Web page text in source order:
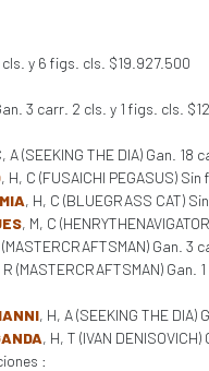
cls. y 6 figs. cls. $19.927.500
3 carr. 2 cls. y 1 figs. cls.
A (SEEKING THE DIA) Gan.
, H, C (FUSAICHI PEGASUS)
, H, C (BLUEGRASS CAT)
, M, C
(MASTERCRAFTSMAN) Gan. 3
R (MASTERCRAFTSMAN)
, H, A (SEEKING THE DIA)
, H, T (IVAN
: